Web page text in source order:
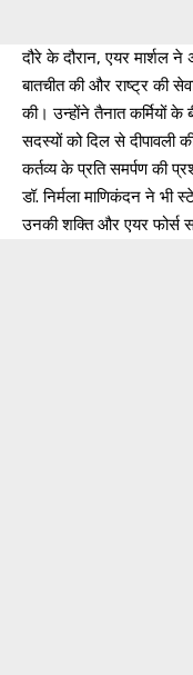
दौरे के दौरान, एयर मार्शल ने
बातचीत की और राष्ट्र की
की। उन्होंने तैनात कर्मियों
सदस्यों को दिल से दीपावली
कर्तव्य के प्रति समर्पण की
डॉ. निर्मला माणिकंदन ने भी
उनकी शक्ति और एयर फोर्स